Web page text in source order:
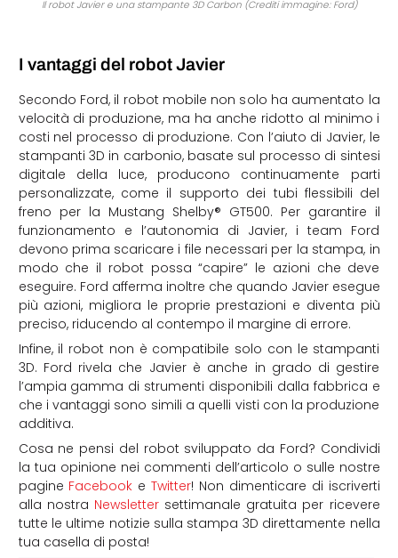
Il robot Javier e una stampante 3D Carbon (Crediti immagine: Ford)
I vantaggi del robot Javier
Secondo Ford, il robot mobile non solo ha aumentato la
velocità di produzione, ma ha anche ridotto al minimo i
costi nel processo di produzione. Con l’aiuto di Javier, le
stampanti 3D in carbonio, basate sul processo di sintesi
digitale della luce, producono continuamente parti
personalizzate, come il supporto dei tubi flessibili del
freno per la Mustang Shelby® GT500. Per garantire il
funzionamento e l’autonomia di Javier, i team Ford
devono prima scaricare i file necessari per la stampa, in
modo che il robot possa “capire” le azioni che deve
eseguire. Ford afferma inoltre che quando Javier esegue
più azioni, migliora le proprie prestazioni e diventa più
preciso, riducendo al contempo il margine di errore.
Infine, il robot non è compatibile solo con le stampanti
3D. Ford rivela che Javier è anche in grado di gestire
l’ampia gamma di strumenti disponibili dalla fabbrica e
che i vantaggi sono simili a quelli visti con la produzione
additiva.
Cosa ne pensi del robot sviluppato da Ford? Condividi
la tua opinione nei commenti dell’articolo o sulle nostre
pagine Facebook eTwitter! Non dimenticare di iscriverti
alla nostra Newslettersettimanale gratuita per ricevere
tutte le ultime notizie sulla stampa 3D direttamente nella
tua casella di posta!